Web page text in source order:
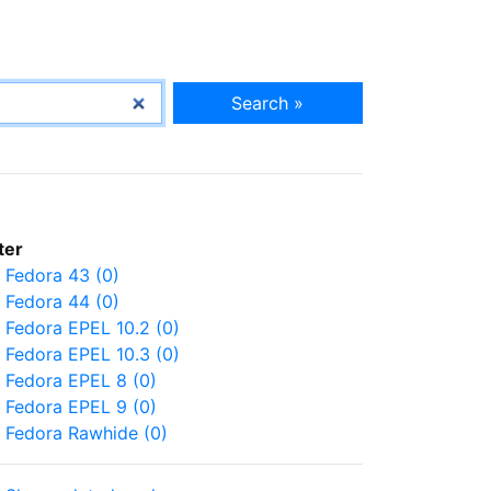
Search »
Fedora 43 (0)
Fedora 44 (0)
Fedora EPEL 10.2 (0)
Fedora EPEL 10.3 (0)
Fedora EPEL 8 (0)
Fedora EPEL 9 (0)
Fedora Rawhide (0)